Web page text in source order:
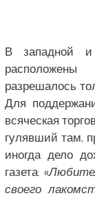
В западной и
разрешалось
Для
всяческая
гулявший там,
иногда дело
газета: «
своего